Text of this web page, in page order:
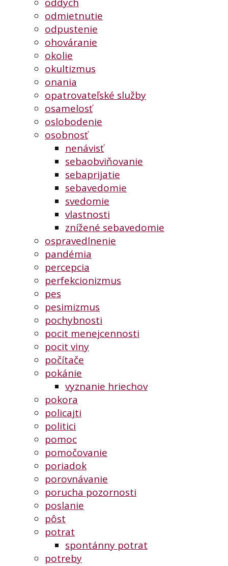
odmietnutie
odpustenie
ohováranie
okolie
okultizmus
onania
opatrovateľské služby
osamelosť
oslobodenie
osobnosť
nenávisť
sebaobviňovanie
sebaprijatie
sebavedomie
svedomie
vlastnosti
znížené sebavedomie
ospravedlnenie
pandémia
percepcia
perfekcionizmus
pes
pesimizmus
pochybnosti
pocit menejcennosti
pocit viny
počítače
pokánie
vyznanie hriechov
pokora
policajti
politici
pomoc
pomočovanie
poriadok
porovnávanie
porucha pozornosti
poslanie
pôst
potrat
spontánny potrat
potreby